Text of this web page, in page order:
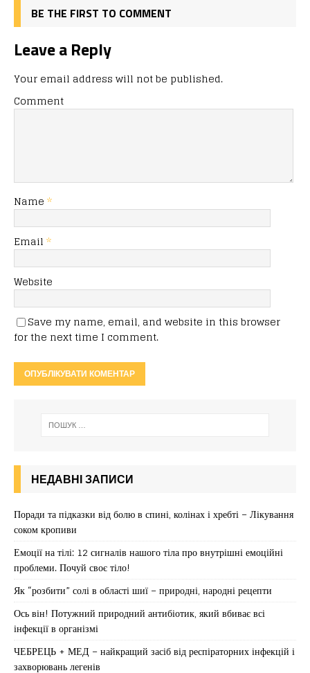
BE THE FIRST TO COMMENT
Leave a Reply
Your email address will not be published.
Comment
Name *
Email *
Website
Save my name, email, and website in this browser
for the next time I comment.
НЕДАВНІ ЗАПИСИ
Поради та підказки від болю в спині, колінах і хребті – Лікування
соком кропиви
Емоції на тілі: 12 сигналів нашого тіла про внутрішні емоційні
проблеми. Почуй своє тіло!
Як “розбити” солі в області шиї – природні, народні рецепти
Ось він! Потужний природний антибіотик, який вбиває всі
інфекції в організмі
ЧЕБРЕЦЬ + МЕД – найкращий засіб від респіраторних інфекцій і
захворювань легенів